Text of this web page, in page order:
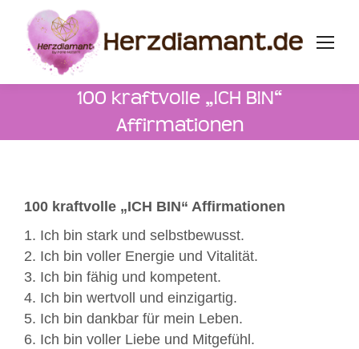
100 kraftvolle „ICH BIN“
Affirmationen
100 kraftvolle „ICH BIN“ Affirmationen
1. Ich bin stark und selbstbewusst.
2. Ich bin voller Energie und Vitalität.
3. Ich bin fähig und kompetent.
4. Ich bin wertvoll und einzigartig.
5. Ich bin dankbar für mein Leben.
6. Ich bin voller Liebe und Mitgefühl.